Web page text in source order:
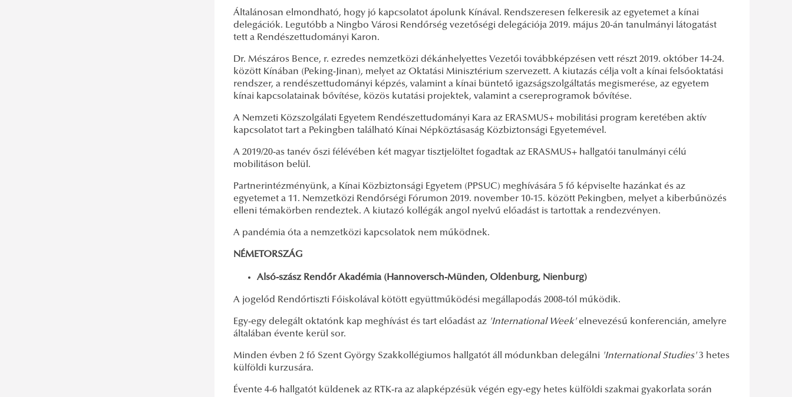
Általánosan elmondható, hogy jó kapcsolatot ápolunk Kínával. Rendszeresen felkeresik az egyetemet a kínai
delegációk. Legutóbb a Ningbo Városi Rendőrség vezetőségi delegációja 2019. május 20-án tanulmányi látogatást
tett a Rendészettudományi Karon.
Dr. Mészáros Bence, r. ezredes nemzetközi dékánhelyettes Vezetői továbbképzésen vett részt 2019. október 14-24.
között Kínában (Peking-Jinan), melyet az Oktatási Minisztérium szervezett. A kiutazás célja volt a kínai felsőoktatási
rendszer, a rendészettudományi képzés, valamint a kínai büntető igazságszolgáltatás megismerése, az egyetem
kínai kapcsolatainak bővítése, közös kutatási projektek, valamint a csereprogramok bővítése.
A Nemzeti Közszolgálati Egyetem Rendészettudományi Kara az ERASMUS+ mobilitási program keretében aktív
kapcsolatot tart a Pekingben található Kínai Népköztásaság Közbiztonsági Egyetemével.
A 2019/20-as tanév őszi félévében két magyar tisztjelöltet fogadtak az ERASMUS+ hallgatói tanulmányi célú
mobilitáson belül.
Partnerintézményünk, a Kínai Közbiztonsági Egyetem (PPSUC) meghívására 5 fő képviselte hazánkat és az
egyetemet a 11. Nemzetközi Rendőrségi Fórumon 2019. november 10-15. között Pekingben, melyet a kiberbűnözés
elleni témakörben rendeztek. A kiutazó kollégák angol nyelvű előadást is tartottak a rendezvényen.
A pandémia óta a nemzetközi kapcsolatok nem működnek.
NÉMETORSZÁG
Alsó-szász Rendőr Akadémia (Hannoversch-Münden, Oldenburg, Nienburg)
A jogelőd Rendőrtiszti Főiskolával kötött együttműködési megállapodás 2008-tól működik.
Egy-egy delegált oktatónk kap meghívást és tart előadást az 'International Week'elnevezésű konferencián, amelyre
általában évente kerül sor.
Minden évben 2 fő Szent György Szakkollégiumos hallgatót áll módunkban delegálni 'International Studies'3 hetes
külföldi kurzusára.
Évente 4-6 hallgatót küldenek az RTK-ra az alapképzésük végén egy-egy hetes külföldi szakmai gyakorlata során